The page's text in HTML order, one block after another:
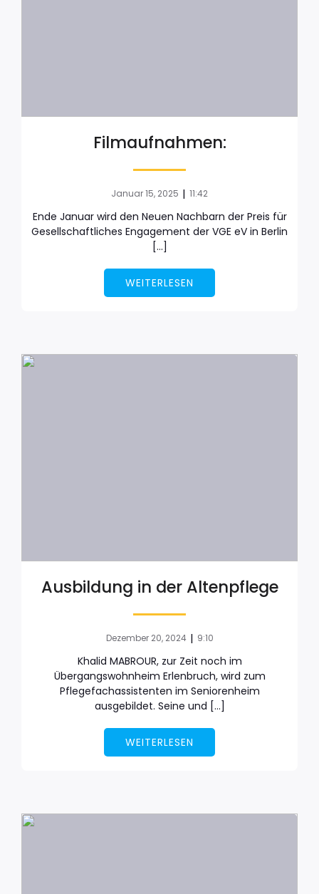
Filmaufnahmen:
Januar 15, 2025 | 11:42
Ende Januar wird den Neuen Nachbarn der Preis für
Gesellschaftliches Engagement der VGE eV in Berlin
[…]
WEITERLESEN
Ausbildung in der Altenpflege
Dezember 20, 2024 | 9:10
Khalid MABROUR, zur Zeit noch im
Übergangswohnheim Erlenbruch, wird zum
Pflegefachassistenten im Seniorenheim
ausgebildet. Seine und […]
WEITERLESEN